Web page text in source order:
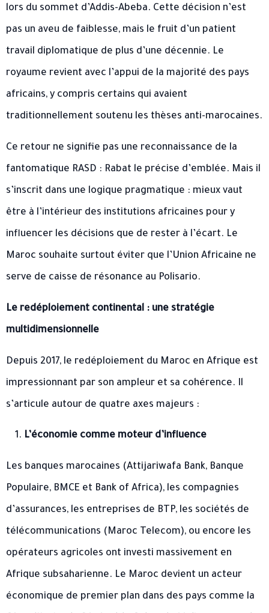
lors du sommet d’Addis-Abeba. Cette décision n’est
pas un aveu de faiblesse, mais le fruit d’un patient
travail diplomatique de plus d’une décennie. Le
royaume revient avec l’appui de la majorité des pays
africains, y compris certains qui avaient
traditionnellement soutenu les thèses anti-marocaines.
Ce retour ne signifie pas une reconnaissance de la
fantomatique RASD : Rabat le précise d’emblée. Mais il
s’inscrit dans une logique pragmatique : mieux vaut
être à l’intérieur des institutions africaines pour y
influencer les décisions que de rester à l’écart. Le
Maroc souhaite surtout éviter que l’Union Africaine ne
serve de caisse de résonance au Polisario.
Le redéploiement continental : une stratégie
multidimensionnelle
Depuis 2017, le redéploiement du Maroc en Afrique est
impressionnant par son ampleur et sa cohérence. Il
s’articule autour de quatre axes majeurs :
L’économie comme moteur d’influence
Les banques marocaines (Attijariwafa Bank, Banque
Populaire, BMCE et Bank of Africa), les compagnies
d’assurances, les entreprises de BTP, les sociétés de
télécommunications (Maroc Telecom), ou encore les
opérateurs agricoles ont investi massivement en
Afrique subsaharienne. Le Maroc devient un acteur
économique de premier plan dans des pays comme la